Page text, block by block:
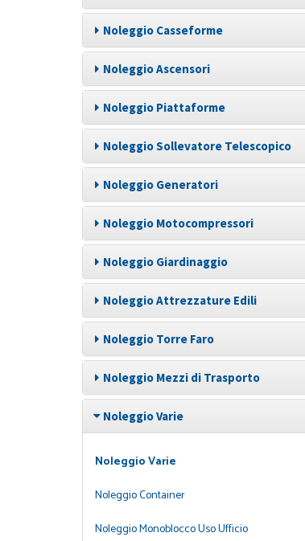
Noleggio Casseforme
Noleggio Ascensori
Noleggio Piattaforme
Noleggio Sollevatore Telescopico
Noleggio Generatori
Noleggio Motocompressori
Noleggio Giardinaggio
Noleggio Attrezzature Edili
Noleggio Torre Faro
Noleggio Mezzi di Trasporto
Noleggio Varie
Noleggio Varie
Noleggio Container
Noleggio Monoblocco Uso Ufficio